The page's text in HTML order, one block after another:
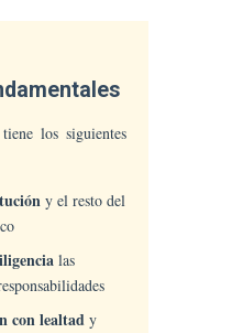
los siguientes
y el resto del
las
con lealtady